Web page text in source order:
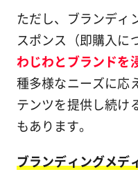
ただし、ブランディ
スポンス（即購入に
わじわとブランドを
種多様なニーズに応
テンツを提供し続け
もあります。
ブランディングメデ